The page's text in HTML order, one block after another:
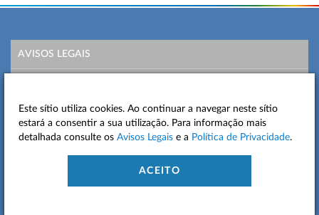
AVISOS LEGAIS
MAPA DO SITE
CONTACTOS
Este sítio utiliza cookies. Ao continuar a navegar neste sítio
estará a consentir a sua utilização. Para informação mais
detalhada consulte os Avisos Legais e a Política de Privacidade.
ACEITO